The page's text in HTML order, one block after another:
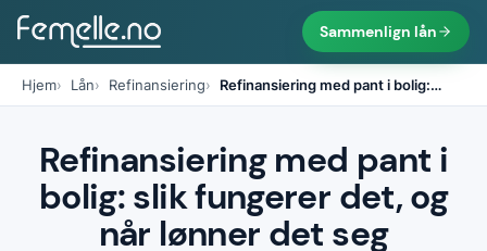
Sammenlign lån
Hjem Lån Refinansiering Refinansiering med pant i bolig:…
Refinansiering med pant i
bolig: slik fungerer det, og
når lønner det seg